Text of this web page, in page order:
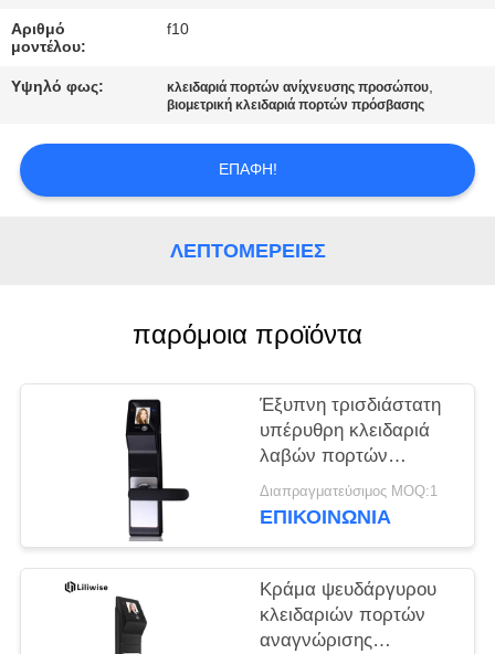
ΕΙΔΉΣΕΙΣ
NEWS
ΜΥΣΤΙΚΌΤΗΤΑΣ
Αριθμό
μοντέλου:
f10
Υψηλό φως: κλειδαριά πορτών ανίχνευσης προσώπου,
βιομετρική κλειδαριά πορτών πρόσβασης
ΕΠΑΦΉ!
ΛΕΠΤΟΜΈΡΕΙΕΣ
παρόμοια προϊόντα
Έξυπνη τρισδιάστατη
υπέρυθρη κλειδαριά
λαβών πορτών
αναγνώρισης
προσώπου για την
Διαπραγματεύσιμος MOQ:1
ΕΠΙΚΟΙΝΩΝΊΑ
Κράμα ψευδάργυρου
κλειδαριών πορτών
αναγνώρισης